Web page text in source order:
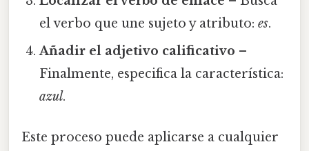
el verbo que une sujeto y atributo:es.
Añadir el adjetivo calificativo –
Finalmente, especifica la característica:
azul.
Este proceso puede aplicarse a cualquier